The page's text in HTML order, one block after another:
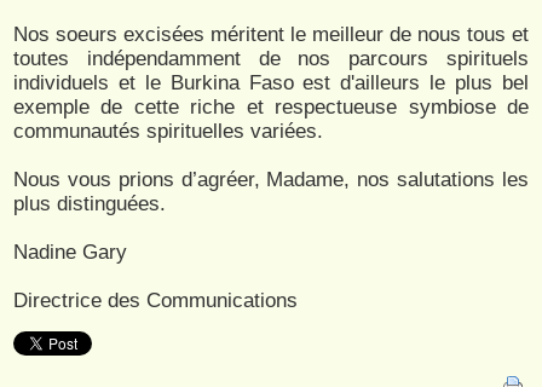
Nos soeurs excisées méritent le meilleur de nous tous et
toutes indépendamment de nos parcours spirituels
individuels et le Burkina Faso est d'ailleurs le plus bel
exemple de cette riche et respectueuse symbiose de
communautés spirituelles variées.
Nous vous prions d’agréer, Madame, nos salutations les
plus distinguées.
Nadine Gary
Directrice des Communications